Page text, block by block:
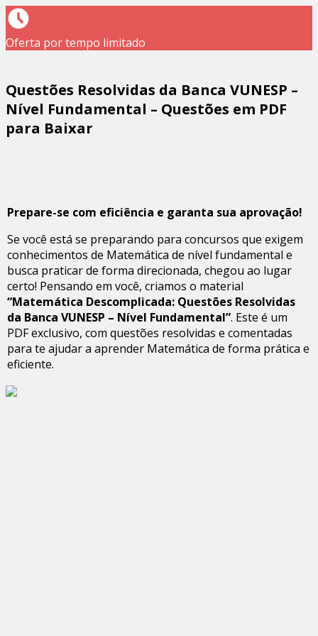
Oferta por tempo limitado
Questões Resolvidas da Banca VUNESP –
Nível Fundamental – Questões em PDF
para Baixar
Prepare-se com eficiência e garanta sua aprovação!
Se você está se preparando para concursos que exigem
conhecimentos de Matemática de nível fundamental e
busca praticar de forma direcionada, chegou ao lugar
certo! Pensando em você, criamos o material
“Matemática Descomplicada: Questões Resolvidas
da Banca VUNESP – Nível Fundamental”. Este é um
PDF exclusivo, com questões resolvidas e comentadas
para te ajudar a aprender Matemática de forma prática e
eficiente.